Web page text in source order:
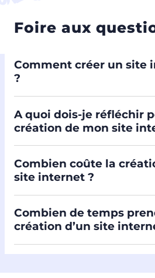
Foire aux
Comment créer un site
?
A quoi dois-je réfléchir
création de mon site
arborescence de
Combien coûte la
site internet ?
Combien de temps
création d’un site